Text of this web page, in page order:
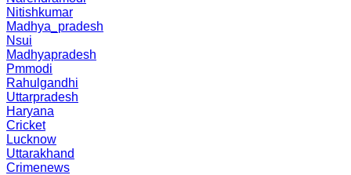
Nitishkumar
Madhya_pradesh
Nsui
Madhyapradesh
Pmmodi
Rahulgandhi
Uttarpradesh
Haryana
Cricket
Lucknow
Uttarakhand
Crimenews